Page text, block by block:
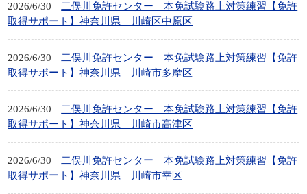
2026/6/30
二俣川免許センター 本免試験路上対策練習【免許
取得サポート】神奈川県 川崎区中原区
2026/6/30
二俣川免許センター 本免試験路上対策練習【免許
取得サポート】神奈川県 川崎市多摩区
2026/6/30
二俣川免許センター 本免試験路上対策練習【免許
取得サポート】神奈川県 川崎市高津区
2026/6/30
二俣川免許センター 本免試験路上対策練習【免許
取得サポート】神奈川県 川崎市幸区